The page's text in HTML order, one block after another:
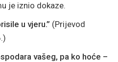
je iznio dokaze.
u vjeru.” (Prijevod
vašeg, pa ko hoće –